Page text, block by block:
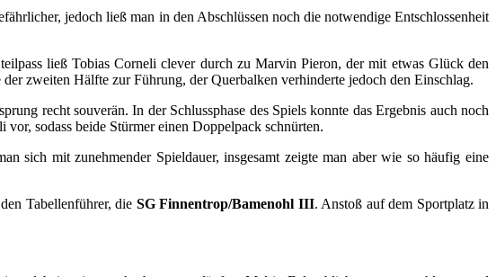
jedoch ließ man in den Abschlüssen noch die notwendige Entschlossenheit
ließ Tobias Corneli clever durch zu Marvin Pieron, der mit etwas Glück den
zweiten Hälfte zur Führung, der Querbalken verhinderte jedoch den Einschlag.
recht souverän. In der Schlussphase des Spiels konnte das Ergebnis auch noch
sodass beide Stürmer einen Doppelpack schnürten.
sich mit zunehmender Spieldauer, insgesamt zeigte man aber wie so häufig eine
Tabellenführer, die SG Finnentrop/Bamenohl III. Anstoß auf dem Sportplatz in